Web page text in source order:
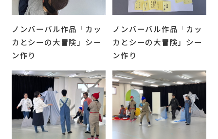
ノンバーバル作品「カッ
カとシーの大冒険」シー
ン作り
ノンバーバル作品「カッ
カとシーの大冒険」シー
ン作り